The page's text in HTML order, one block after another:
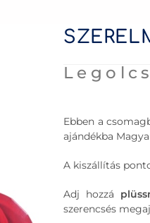
Ebben a
ajándékba
A kiszállítás
Adj hozzá
szerencsés